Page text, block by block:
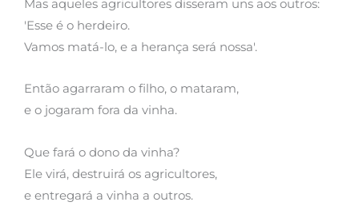
Mas aqueles agricultores disseram uns aos outros:
'Esse é o herdeiro.
Vamos matá-lo, e a herança será nossa'.
Então agarraram o filho, o mataram,
e o jogaram fora da vinha.
Que fará o dono da vinha?
Ele virá, destruirá os agricultores,
e entregará a vinha a outros.